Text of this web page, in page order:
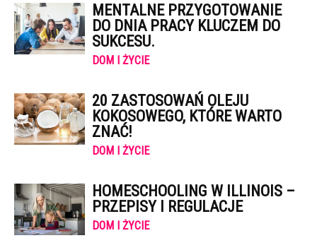
MENTALNE PRZYGOTOWANIE
DO DNIA PRACY KLUCZEM DO
SUKCESU.
DOM I ŻYCIE
20 ZASTOSOWAŃ OLEJU
KOKOSOWEGO, KTÓRE WARTO
ZNAĆ!
DOM I ŻYCIE
HOMESCHOOLING W ILLINOIS –
PRZEPISY I REGULACJE
DOM I ŻYCIE